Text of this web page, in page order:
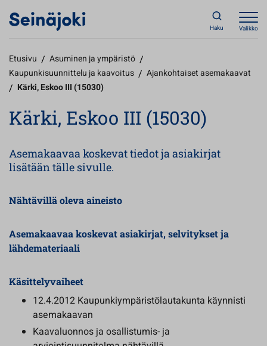
Haku Valikko
Etusivu / Asuminen ja ympäristö /
Kaupunkisuunnittelu ja kaavoitus / Ajankohtaiset asemakaavat
/ Kärki, Eskoo III (15030)
Kärki, Eskoo III (15030)
Asemakaavaa koskevat tiedot ja asiakirjat
lisätään tälle sivulle.
Nähtävillä oleva aineisto
Asemakaavaa koskevat asiakirjat, selvitykset ja
lähdemateriaali
Käsittelyvaiheet
12.4.2012 Kaupunkiympäristölautakunta käynnisti
asemakaavan
Kaavaluonnos ja osallistumis- ja